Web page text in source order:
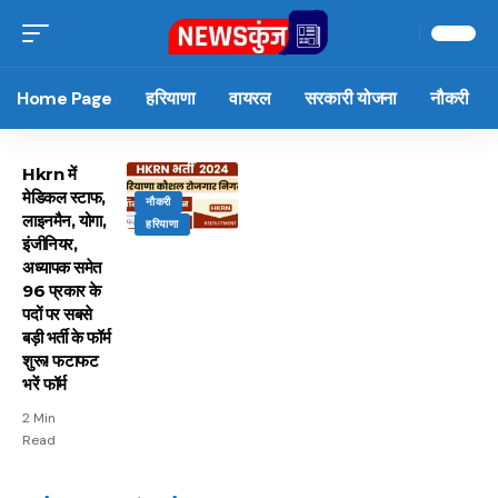
Home Page हरियाणा वायरल सरकारी योजना नौकरी
नौकरी
हरियाणा
Hkrn में
मेडिकल स्टाफ,
लाइनमैन, योगा,
इंजीनियर,
अध्यापक समेत
96 प्रकार के
पदों पर सबसे
बड़ी भर्ती के फॉर्म
शुरू! फटाफट
भरें फॉर्म
2 Min
Read
15 नवंबर से लागू होंगे